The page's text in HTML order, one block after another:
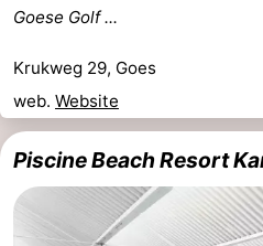
Goese Golf ...
Krukweg 29, Goes
web. Website
Piscine Beach Resort